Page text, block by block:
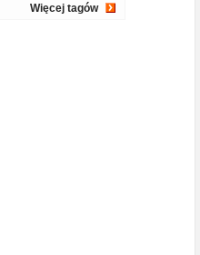
Więcej tagów